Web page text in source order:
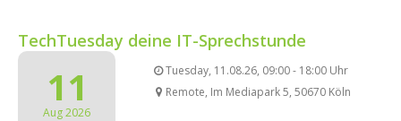
TechTuesday deine IT-Sprechstunde
11
Aug 2026
Tuesday, 11.08.26, 09:00 - 18:00 Uhr
Remote, Im Mediapark 5, 50670 Köln